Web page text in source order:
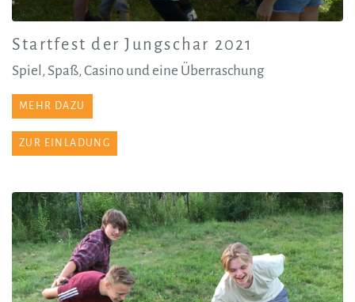
Startfest der Jungschar 2021
Spiel, Spaß, Casino und eine Überraschung
MEHR DAZU
ZUR EINLADUNG